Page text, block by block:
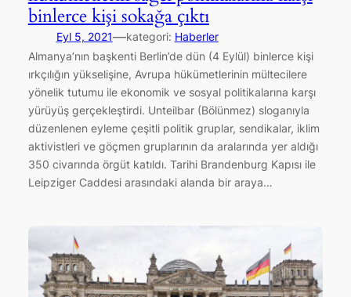
binlerce kişi sokağa çıktı
Eyl 5, 2021—kategori: Haberler
Almanya’nın başkenti Berlin’de dün (4 Eylül) binlerce kişi
ırkçılığın yükselişine, Avrupa hükümetlerinin mültecilere
yönelik tutumu ile ekonomik ve sosyal politikalarına karşı
yürüyüş gerçekleştirdi. Unteilbar (Bölünmez) sloganıyla
düzenlenen eyleme çeşitli politik gruplar, sendikalar, iklim
aktivistleri ve göçmen gruplarının da aralarında yer aldığı
350 civarında örgüt katıldı. Tarihi Brandenburg Kapısı ile
Leipziger Caddesi arasındaki alanda bir araya…